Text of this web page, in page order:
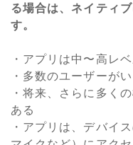
る場合は、ネイティ
す。
・アプリは中〜高レ
・多数のユーザーがい
・将来、さらに多く
ある
・アプリは、デバイ